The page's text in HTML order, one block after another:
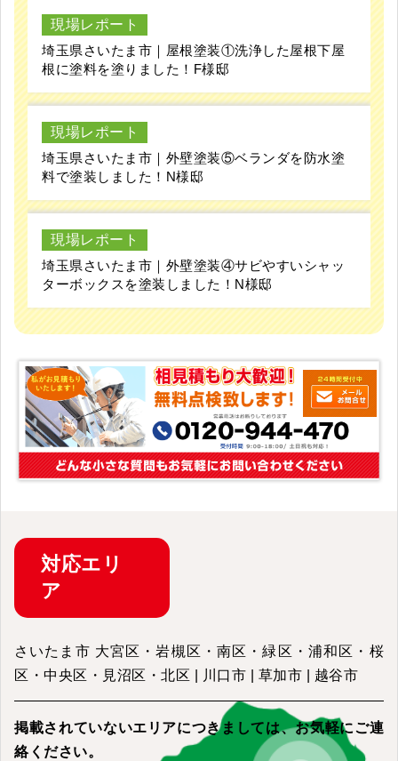
現場レポート
埼玉県さいたま市｜屋根塗装①洗浄した屋根下屋
根に塗料を塗りました！F様邸
現場レポート
埼玉県さいたま市｜外壁塗装⑤ベランダを防水塗
料で塗装しました！N様邸
現場レポート
埼玉県さいたま市｜外壁塗装④サビやすいシャッ
ターボックスを塗装しました！N様邸
対応エリ
ア
さいたま市 大宮区・岩槻区・南区・緑区・浦和区・桜
区・中央区・見沼区・北区 | 川口市 | 草加市 | 越谷市
掲載されていないエリアにつきましては、お気軽にご連
絡ください。